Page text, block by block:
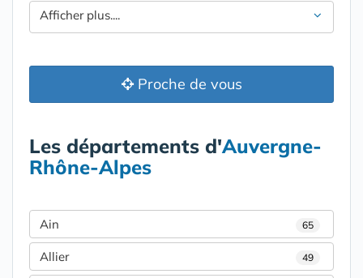
Afficher plus....
Proche de vous
Les départements d'Auvergne-
Rhône-Alpes
Ain 65
Allier 49